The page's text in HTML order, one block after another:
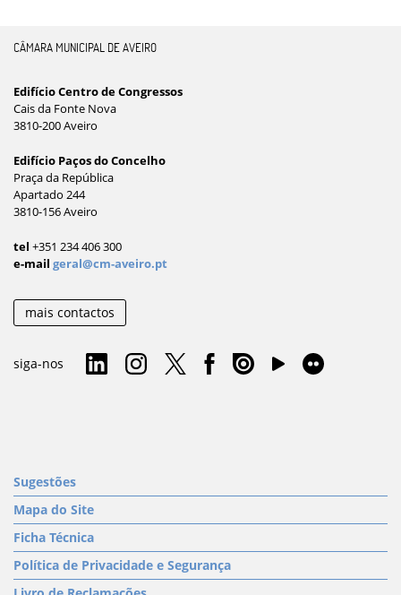
CÂMARA MUNICIPAL DE AVEIRO
Edifício Centro de Congressos
Cais da Fonte Nova
3810-200 Aveiro
Edifício Paços do Concelho
Praça da República
Apartado 244
3810-156 Aveiro
tel +351 234 406 300
e-mail geral@cm-aveiro.pt
mais contactos
siga-nos
Sugestões
Mapa do Site
Ficha Técnica
Política de Privacidade e Segurança